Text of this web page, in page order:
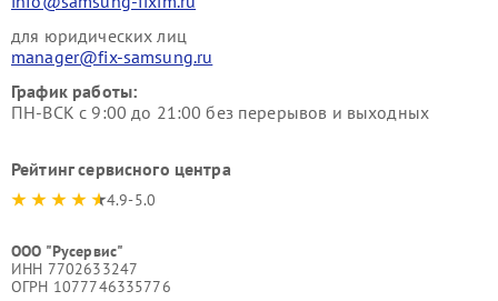
для юридических лиц
manager@fix-samsung.ru
График работы:
ПН-ВСК с 9:00 до 21:00 без перерывов и выходных
Рейтинг сервисного центра
4.9-5.0
ООО "Русервис"
ИНН 7702633247
ОГРН 1077746335776